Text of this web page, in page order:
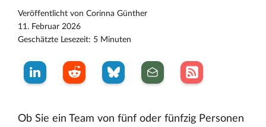
Veröffentlicht von Corinna Günther
11. Februar 2026
Geschätzte Lesezeit: 5 Minuten
Ob Sie ein Team von fünf oder fünfzig Personen